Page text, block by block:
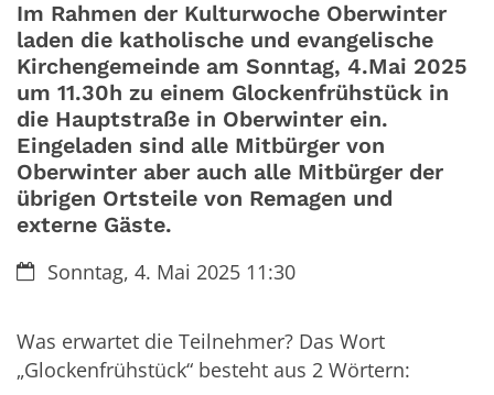
Im Rahmen der Kulturwoche Oberwinter
laden die katholische und evangelische
Kirchengemeinde am Sonntag, 4.Mai 2025
um 11.30h zu einem Glockenfrühstück in
die Hauptstraße in Oberwinter ein.
Eingeladen sind alle Mitbürger von
Oberwinter aber auch alle Mitbürger der
übrigen Ortsteile von Remagen und
externe Gäste.
Datum:Sonntag, 4. Mai 2025 11:30
Was erwartet die Teilnehmer? Das Wort
„Glockenfrühstück“ besteht aus 2 Wörtern: